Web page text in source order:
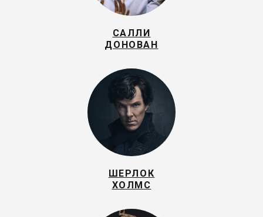
САЛЛИ
ДОНОВАН
ШЕРЛОК
ХОЛМС